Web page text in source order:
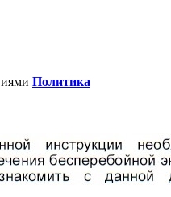
Политика